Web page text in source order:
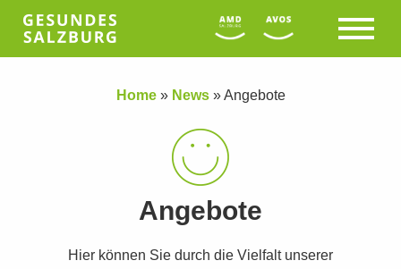
Home» News»Angebote
Angebote
Hier können Sie durch die Vielfalt unserer